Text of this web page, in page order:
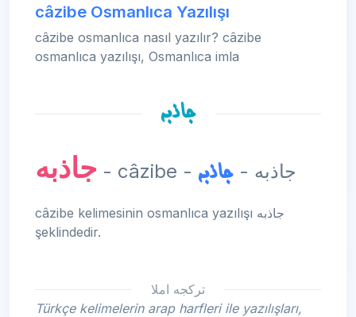
câzibe Osmanlıca Yazılışı
câzibe osmanlıca nasıl yazılır? câzibe
osmanlıca yazılışı, Osmanlıca imla
جاذبه
جاذبه - câzibe - جاذبه - جاذبه
câzibe kelimesinin osmanlıca yazılışı جاذبه
şeklindedir.
تركجه املا
Türkçe kelimelerin arap harfleri ile yazılışları,